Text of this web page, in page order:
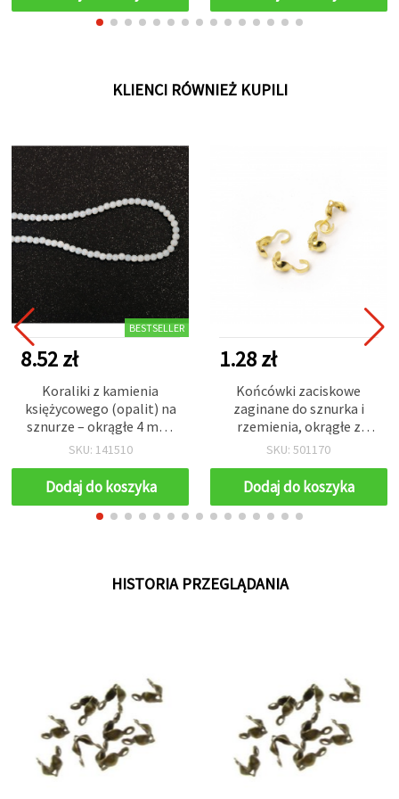
KLIENCI RÓWNIEŻ KUPILI
BESTSELLER
8.52 zł
Koraliki z kamienia
księżycowego (opalit) na
sznurze – okrągłe 4 mm,
ok. 93 szt., do delikatnej i
SKU: 141510
Dodaj do koszyka
1.28 zł
Końcówki zaciskowe
zaginane do sznurka i
rzemienia, okrągłe z
kółkiem sprężynowym /
złoty – 50 szt.
SKU: 501170
Dodaj do koszyka
HISTORIA PRZEGLĄDANIA